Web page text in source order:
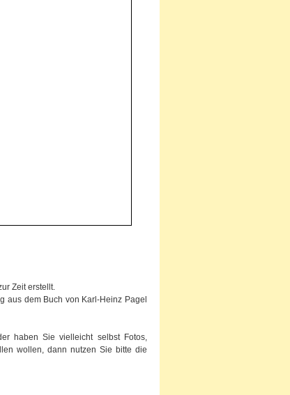
Zeit erstellt.
aus dem Buch von Karl-Heinz Pagel
haben Sie vielleicht selbst Fotos,
wollen, dann nutzen Sie bitte die